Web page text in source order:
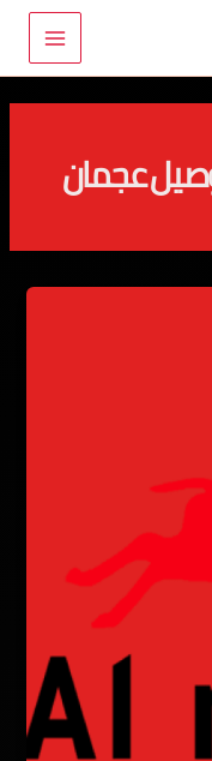
Main
Menu
عجمان